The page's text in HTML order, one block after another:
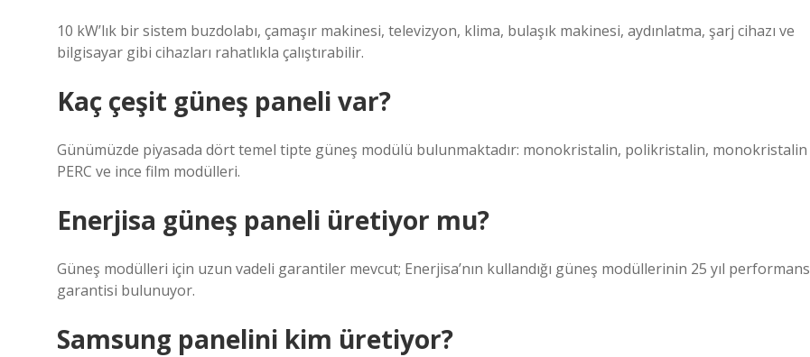
10 kW’lık bir sistem buzdolabı, çamaşır makinesi, televizyon, klima, bulaşık makinesi, aydınlatma, şarj cihazı ve
bilgisayar gibi cihazları rahatlıkla çalıştırabilir.
Kaç çeşit güneş paneli var?
Günümüzde piyasada dört temel tipte güneş modülü bulunmaktadır: monokristalin, polikristalin, monokristalin
PERC ve ince film modülleri.
Enerjisa güneş paneli üretiyor mu?
Güneş modülleri için uzun vadeli garantiler mevcut; Enerjisa’nın kullandığı güneş modüllerinin 25 yıl performans
garantisi bulunuyor.
Samsung panelini kim üretiyor?